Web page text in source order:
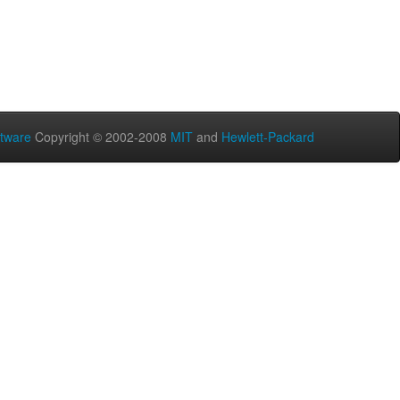
Copyright © 2002-2008 MIT and Hewlett-Packard